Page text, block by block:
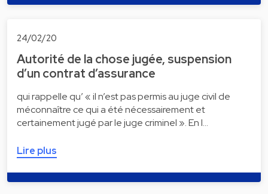
24/02/20
Autorité de la chose jugée, suspension
d’un contrat d’assurance
qui rappelle qu’ « il n’est pas permis au juge civil de
méconnaître ce qui a été nécessairement et
certainement jugé par le juge criminel ». En l…
Lire plus